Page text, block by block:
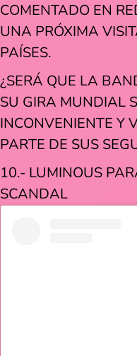
COMENTADO EN
UNA PRÓXIMA
PAÍSES.
¿SERÁ QUE LA
SU GIRA MUNDIAL
INCONVENIENTE Y
PARTE DE SUS
10.- LUMINOUS
SCANDAL